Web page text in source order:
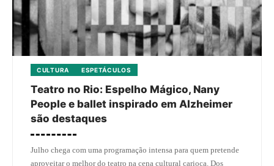
CULTURA ESPETÁCULOS
Teatro no Rio: Espelho Mágico, Nany
People e ballet inspirado em Alzheimer
são destaques
Julho chega com uma programação intensa para quem pretende
aproveitar o melhor do teatro na cena cultural carioca. Dos